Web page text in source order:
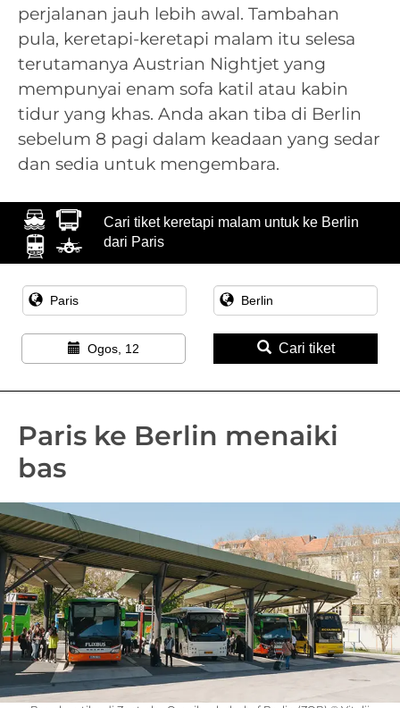
perjalanan jauh lebih awal. Tambahan
pula, keretapi-keretapi malam itu selesa
terutamanya Austrian Nightjet yang
mempunyai enam sofa katil atau kabin
tidur yang khas. Anda akan tiba di Berlin
sebelum 8 pagi dalam keadaan yang sedar
dan sedia untuk mengembara.
Cari tiket keretapi malam untuk ke Berlin
dari Paris
Ogos, 12 Cari tiket
Paris ke Berlin menaiki
bas